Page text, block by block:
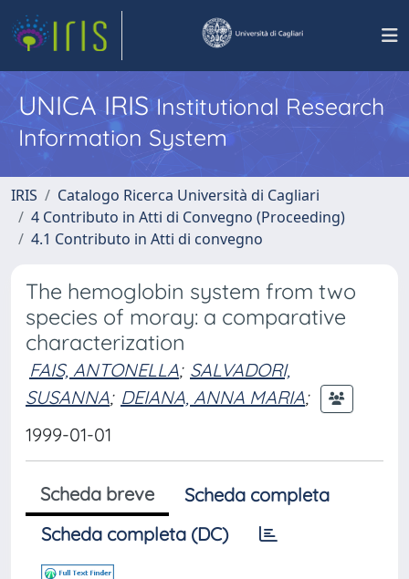
UNICA IRISInstitutional Research
Information System
IRIS
Catalogo Ricerca Università di Cagliari
4 Contributo in Atti di Convegno (Proceeding)
4.1 Contributo in Atti di convegno
The hemoglobin system from two
species of moray: a comparative
characterization
FAIS, ANTONELLA; SALVADORI,
SUSANNA; DEIANA, ANNA MARIA;
1999-01-01
Scheda breve
Scheda completa
Scheda completa (DC)